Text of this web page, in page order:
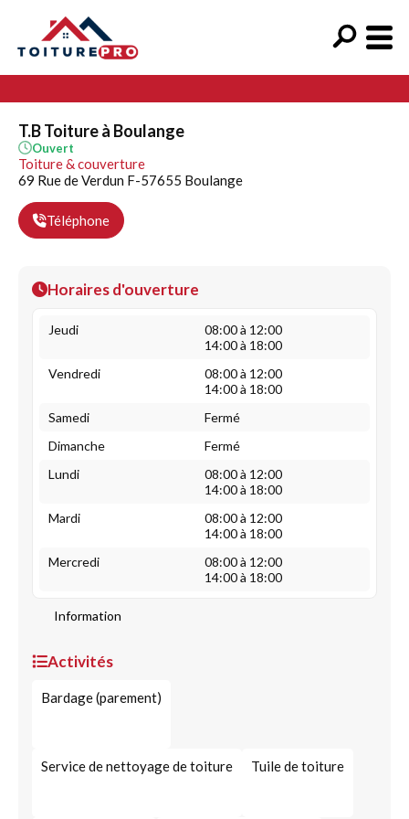
T.B Toiture à Boulange
Ouvert
Toiture & couverture
69 Rue de Verdun F-57655 Boulange
Téléphone
Horaires d'ouverture
Jeudi
08:00 à 12:00
14:00 à 18:00
Vendredi
08:00 à 12:00
14:00 à 18:00
Samedi
Fermé
Dimanche
Fermé
Lundi
08:00 à 12:00
14:00 à 18:00
Mardi
08:00 à 12:00
14:00 à 18:00
Mercredi
08:00 à 12:00
14:00 à 18:00
Information
Activités
Bardage (parement)
Service de nettoyage de toiture Tuile de toiture